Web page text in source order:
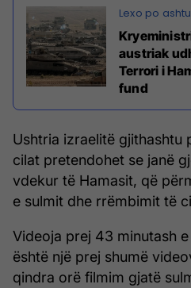
austriak
Terrori i
fund
Ushtria izraelitë gjithashtu
cilat pretendohet se janë
vdekur të Hamasit, që
e sulmit dhe rrëmbimit të
Videoja prej 43 minutash
është një prej shumë
qindra orë filmim gjatë